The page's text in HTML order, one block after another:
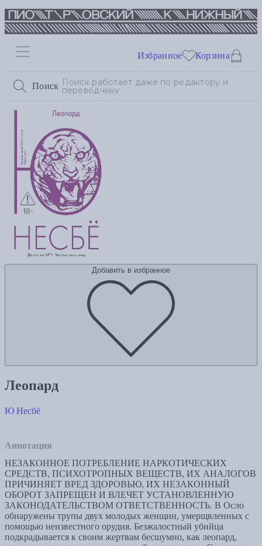
Поиск
Избранное Корзина
Добавить в избранное
Леопард
Ю Несбё
Аннотация
НЕЗАКОННОЕ ПОТРЕБЛЕНИЕ НАРКОТИЧЕСКИХ
СРЕДСТВ, ПСИХОТРОПНЫХ ВЕЩЕСТВ, ИХ АНАЛОГОВ
ПРИЧИНЯЕТ ВРЕД ЗДОРОВЬЮ, ИХ НЕЗАКОННЫЙ
ОБОРОТ ЗАПРЕЩЕН И ВЛЕЧЕТ УСТАНОВЛЕННУЮ
ЗАКОНОДАТЕЛЬСТВОМ ОТВЕТСТВЕННОСТЬ. В Осло
обнаружены трупы двух молодых женщин, умерщвленных с
помощью неизвестного орудия. Безжалостный убийца
подкрадывается к своим жертвам бесшумно, как леопард,